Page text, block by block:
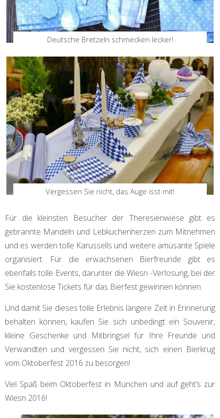
Deutsche Bretzeln schmecken lecker!
Vergessen Sie nicht, das Auge isst mit!
Für die kleinsten Besucher der Theresienwiese gibt es
gebrannte Mandeln und Lebkuchenherzen zum Mitnehmen
und es werden tolle Karussells und weitere amüsante Spiele
organisiert. Für die erwachsenen Bierfreunde gibt es
ebenfalls tolle Events, darunter die Wiesn -Verlosung, bei der
Sie kostenlose Tickets für das Bierfest gewinnen können.
Und damit Sie dieses tolle Erlebnis längere Zeit in Erinnerung
behalten können, kaufen Sie sich unbedingt ein Souvenir,
kleine Geschenke und Mitbringsel für Ihre Freunde und
Verwandten und vergessen Sie nicht, sich einen Bierkrug
vom Oktoberfest 2016 zu besorgen!
Viel Spaß beim Oktoberfest in München und auf geht’s zur
Wiesn 2016!